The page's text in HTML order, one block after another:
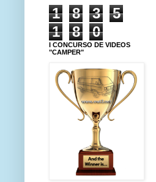
1 8 3
5
1
8 0
I CONCURSO DE VIDEOS
"CAMPER"